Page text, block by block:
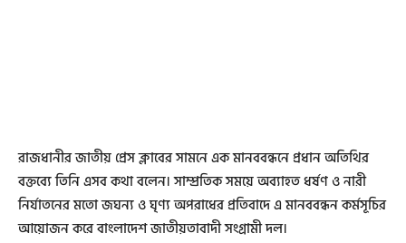
রাজধানীর জাতীয় প্রেস ক্লাবের সামনে এক মানববন্ধনে প্রধান অতিথির
বক্তব্যে তিনি এসব কথা বলেন। সাম্প্রতিক সময়ে অব্যাহত ধর্ষণ ও নারী
নির্যাতনের মতো জঘন্য ও ঘৃণ্য অপরাধের প্রতিবাদে এ মানববন্ধন কর্মসূচির
আয়োজন করে বাংলাদেশ জাতীয়তাবাদী সংগ্রামী দল।